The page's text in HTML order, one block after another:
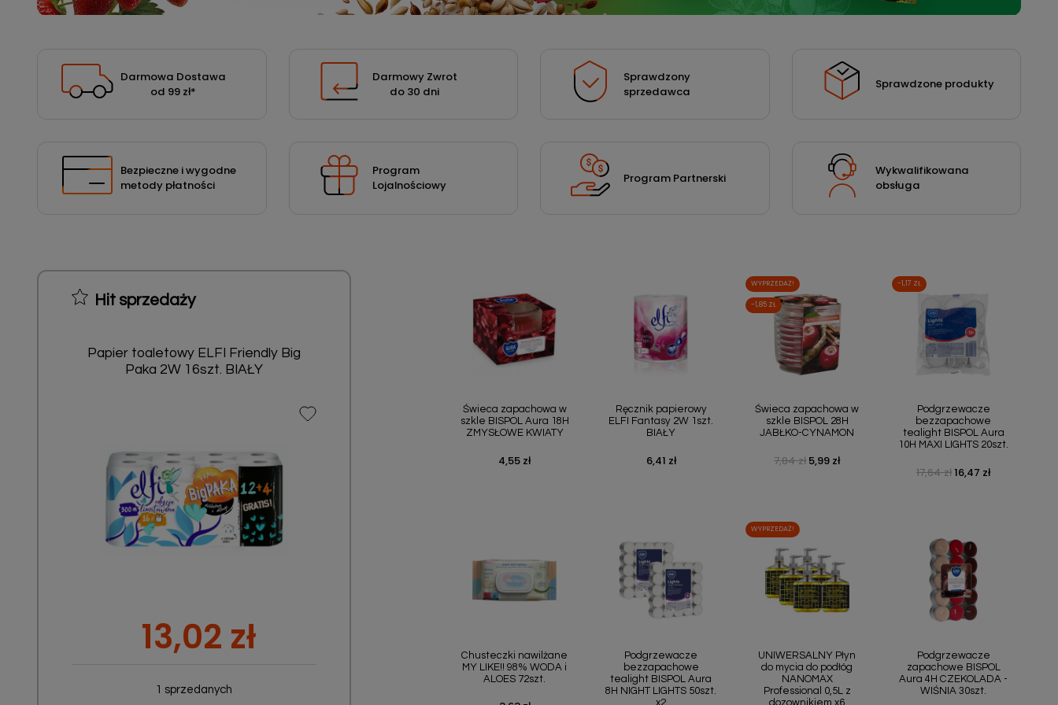
Podłoża
Środki ochrony roślin dla profesjonalistów
Darmowa Dostawa
od 99 zł*
Darmowy Zwrot
do 30 dni
Sprawdzony
sprzedawca
Sprawdzone produkty
Bezpieczne i wygodne
metody płatności
Program
Lojalnościowy
Program Partnerski
Wykwalifikowana
obsługa
Hit sprzedaży
Papier toaletowy ELFI Friendly Big
Paka 2W 16szt. BIAŁY
13,02 zł
1 sprzedanych
Świeca zapachowa w
szkle BISPOL Aura 18H
ZMYSŁOWE KWIATY
Cena
4,55 zł
Ręcznik papierowy
ELFI Fantasy 2W 1szt.
BIAŁY
Cena
6,41 zł
Świeca zapachowa w
szkle BISPOL 28H
JABŁKO-CYNAMON
Cena podstawowa
7,84 zł Cena
5,99 zł
-1,85 ZŁ
WYPRZEDAŻ!
Podgrzewacze
bezzapachowe
tealight BISPOL Aura
10H MAXI LIGHTS 20szt.
Cena podstawowa
17,64 zł Cena
16,47 zł
-1,17 ZŁ
Chusteczki nawilżane
MY LIKE!! 98% WODA i
ALOES 72szt.
Podgrzewacze
bezzapachowe
tealight BISPOL Aura
8H NIGHT LIGHTS 50szt.
x2
UNIWERSALNY Płyn
do mycia do podłóg
NANOMAX
Professional 0,5L z
dozownikiem x6
WYPRZEDAŻ!
Podgrzewacze
zapachowe BISPOL
Aura 4H CZEKOLADA -
WIŚNIA 30szt.